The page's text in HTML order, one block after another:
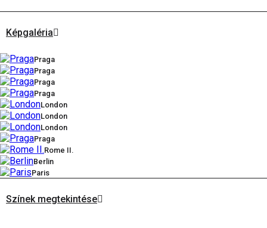
Képgaléria
Praga
Praga
Praga
Praga
London
London
London
Praga
Rome II.
Berlin
Paris
Színek megtekintése